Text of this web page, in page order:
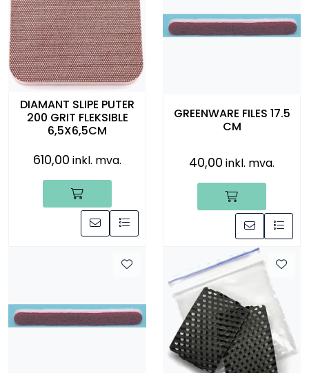
DIAMANT SLIPE PUTER
200 GRIT FLEKSIBLE
6,5X6,5CM
610,00 inkl. mva.
GREENWARE FILES 17.5
CM
40,00 inkl. mva.